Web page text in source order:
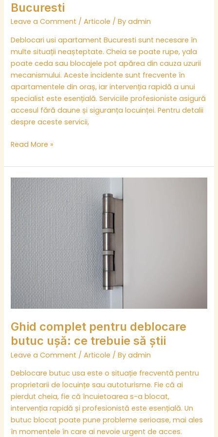
Bucuresti
Leave a Comment /Articole / Byadmin
Deblocari usi apartament Bucuresti sunt necesare în
multe situații neașteptate. Cheia se poate rupe, yala
poate ceda sau blocajele pot apărea din cauza uzurii
mecanismului. Aceste incidente sunt frecvente în
apartamentele din oraș, iar intervenția rapidă a unui
specialist este esențială. Serviciile profesioniste asigură
accesul fără daune și siguranța locuinței. Pentru detalii
despre aceste servicii,
Read More »
Ghid complet pentru deblocare
butuc ușă: ce trebuie să știi
Leave a Comment /Articole / Byadmin
Deblocare butuc usa este o situație frecventă pentru
proprietarii de locuințe sau autoturisme. Fie că ai
pierdut cheia, fie că încuietoarea s-a blocat,
intervenția rapidă și profesionistă este esențială. Un
butuc blocat poate pune probleme serioase, mai ales
în momentele în care ai nevoie urgent de acces.
Ghid
complet
pentru
deblocare
butuc
ușă:
ce
trebuie
să
știi